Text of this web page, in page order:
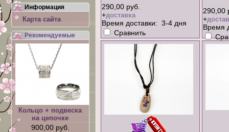
290,00 руб.
+доставка
Время доставки: 3-4 дня
Сравнить
290,00
+
Время
Информация
Карта сайта
Рекомендуемые
Кольцо + подвеска
на цепочке
900,00 руб.